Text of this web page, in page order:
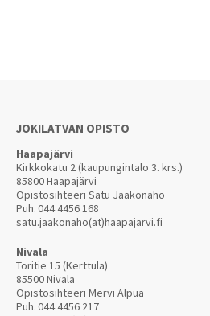
JOKILATVAN OPISTO
Haapajärvi
Kirkkokatu 2 (kaupungintalo 3. krs.)
85800 Haapajärvi
Opistosihteeri Satu Jaakonaho
Puh.044 4456 168
satu.jaakonaho(at)haapajarvi.fi
Nivala
Toritie 15 (Kerttula)
85500 Nivala
Opistosihteeri Mervi Alpua
Puh.044 4456 217